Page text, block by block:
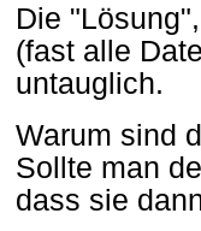
Die
(fast alle
untauglich.
Warum sind
Sollte man
dass sie